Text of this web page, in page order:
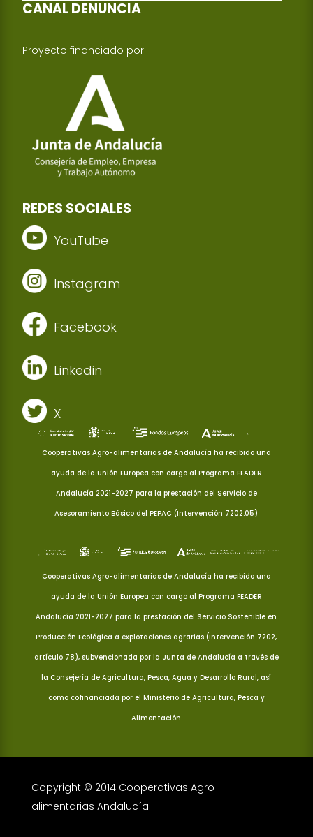
CANAL DENUNCIA
Proyecto financiado por:
REDES SOCIALES
YouTube
Instagram
Facebook
Linkedin
X
Cooperativas Agro-alimentarias de Andalucía ha recibido una
ayuda de la Unión Europea con cargo al Programa FEADER
Andalucía 2021-2027 para la prestación del Servicio de
Asesoramiento Básico del PEPAC (Intervención 7202.05)
Cooperativas Agro-alimentarias de Andalucía ha recibido una
ayuda de la Unión Europea con cargo al Programa FEADER
Andalucía 2021-2027 para la prestación del Servicio Sostenible en
Producción Ecológica a explotaciones agrarias (Intervención 7202,
artículo 78), subvencionada por la Junta de Andalucía a través de
la Consejería de Agricultura, Pesca, Agua y Desarrollo Rural, así
como cofinanciada por el Ministerio de Agricultura, Pesca y
Alimentación
Copyright © 2014 Cooperativas Agro-
alimentarias Andalucía